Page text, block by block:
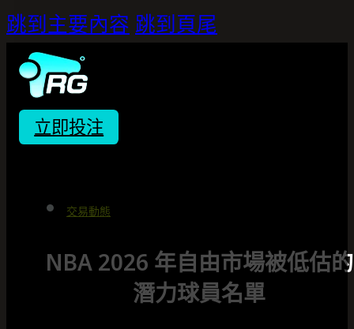
跳到主要內容 跳到頁尾
立即投注
交易動態
NBA 2026 年自由市場被低估的
潛力球員名單